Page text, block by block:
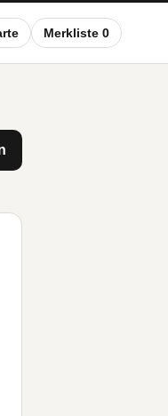
Merkliste 0